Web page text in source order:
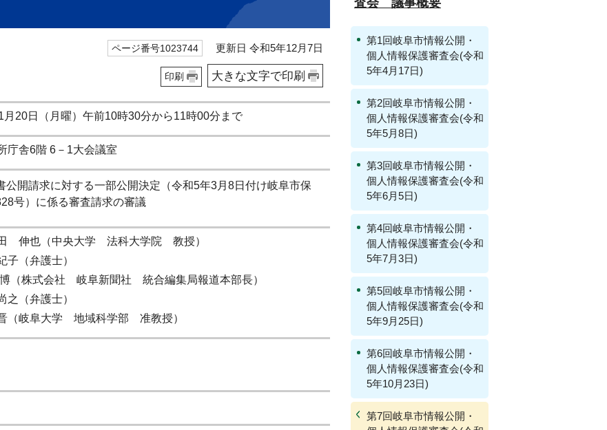
ページ番号1023744 更新日 令和5年12月7日
印刷 大きな文字で印刷
月20日（月曜）午前10時30分から11時00分まで
庁舎6階 6－1大会議室
公開請求に対する一部公開決定（令和5年3月8日付け岐阜市保
号）に係る審査請求の審議
伸也（中央大学 法科大学院 教授）
（弁護士）
（株式会社 岐阜新聞社 統合編集局報道本部長）
（弁護士）
岐阜大学 地域科学部 准教授）
査会 議事概要
第1回岐阜市情報公開・
個人情報保護審査会(令和
5年4月17日)
第2回岐阜市情報公開・
個人情報保護審査会(令和
5年5月8日)
第3回岐阜市情報公開・
個人情報保護審査会(令和
5年6月5日)
第4回岐阜市情報公開・
個人情報保護審査会(令和
5年7月3日)
第5回岐阜市情報公開・
個人情報保護審査会(令和
5年9月25日)
第6回岐阜市情報公開・
個人情報保護審査会(令和
5年10月23日)
第7回岐阜市情報公開・